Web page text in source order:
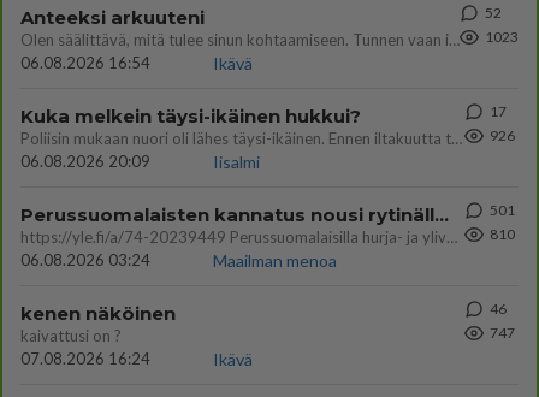
Anteeksi arkuuteni
Olen säälittävä, mitä tulee sinun kohtaamiseen. Tunnen vaan itseni todella epävarmaksi sun kanssa. Jos minun olisi pitän
06.08.2026 16:54
Ikävä
52
1023
Kuka melkein täysi-ikäinen hukkui?
Poliisin mukaan nuori oli lähes täysi-ikäinen. Ennen iltakuutta tulleen ilmoituksen mukaan ihminen oli joutunut mahdoll
06.08.2026 20:09
Iisalmi
17
926
Perussuomalaisten kannatus nousi rytinällä Ylen tänään julkaisemassa tuoreimmassa gallup-kyselyssä.
https://yle.fi/a/74-20239449 Perussuomalaisilla hurja- ja ylivoimaisesti suurin nousu tässä uudessa Ylen gallupissa. Kyl
06.08.2026 03:24
Maailman menoa
501
810
kenen näköinen
kaivattusi on ?
07.08.2026 16:24
Ikävä
46
747